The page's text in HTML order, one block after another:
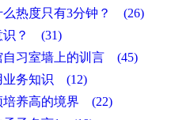
么热度只有3分钟？ (26)
识？ (31)
自习室墙上的训言 (45)
业务知识 (12)
培养高的境界 (22)